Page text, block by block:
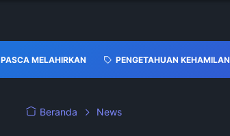
PASCA MELAHIRKAN PENGETAHUAN KEHAMILAN
Beranda News